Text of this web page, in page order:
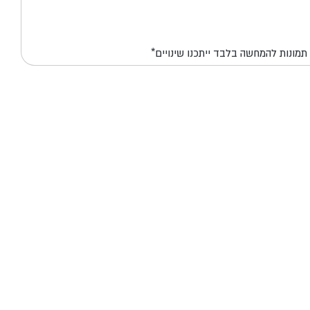
*תמונות להמחשה בלבד ייתכנו שינויים